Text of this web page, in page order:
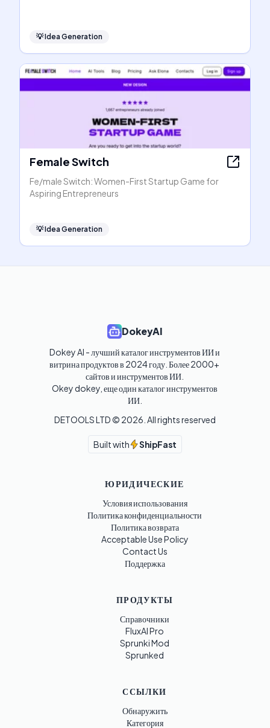
💡Idea Generation
Female Switch
Fe/male Switch: Women-First Startup Game for
Aspiring Entrepreneurs
💡Idea Generation
DokeyAI
Dokey AI - лучший каталог инструментов ИИ и
витрина продуктов в 2024 году. Более 2000+
сайтов и инструментов ИИ.
Okey dokey, еще один каталог инструментов
ИИ.
DETOOLS LTD © 2026 . All rights reserved
Built with ShipFast
ЮРИДИЧЕСКИЕ
Условия использования
Политика конфиденциальности
Политика возврата
Acceptable Use Policy
Contact Us
Поддержка
ПРОДУКТЫ
Справочники
FluxAI Pro
Sprunki Mod
Sprunked
ССЫЛКИ
Обнаружить
Категория